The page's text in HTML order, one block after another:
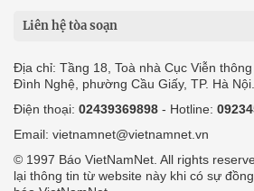
Liên hệ tòa soạn
Địa chỉ: Tầng 18, Toà nhà Cục Viễn
Đình Nghệ, phường Cầu Giấy, TP. Hà Nội.
Điện thoại: 02439369898 - Hotline:
Email: vietnamnet@vietnamnet.vn
© 1997 Báo VietNamNet. All rights
lại thông tin từ website này khi có sự